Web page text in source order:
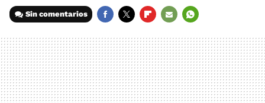
Sin comentarios
MAIL